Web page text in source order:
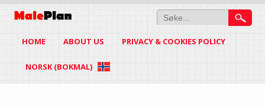
HOME ABOUT US PRIVACY & COOKIES POLICY
NORSK (BOKMAL)